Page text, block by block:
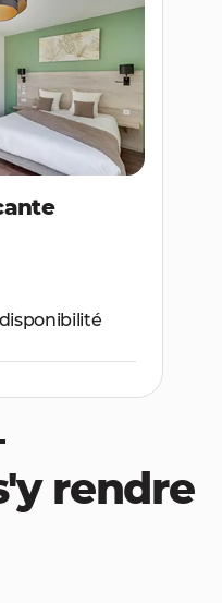
rendre